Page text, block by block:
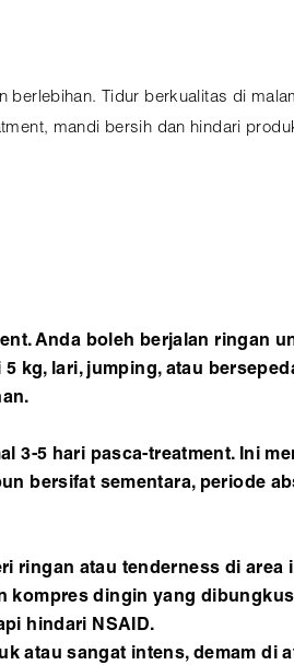
berlebihan. Tidur berkualitas di
mandi bersih dan hindari
Anda boleh berjalan ringan
kg, lari, jumping, atau
3-5 hari pasca-treatment. Ini
bersifat sementara, periode
ringan atau tenderness di area
dingin yang dibungkus
hindari NSAID.
atau sangat intens, demam di